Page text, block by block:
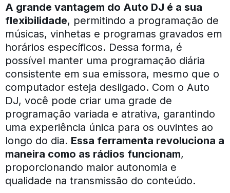
A grande vantagem do Auto DJ é a sua
flexibilidade, permitindo a programação de
músicas, vinhetas e programas gravados em
horários específicos. Dessa forma, é
possível manter uma programação diária
consistente em sua emissora, mesmo que o
computador esteja desligado. Com o Auto
DJ, você pode criar uma grade de
programação variada e atrativa, garantindo
uma experiência única para os ouvintes ao
longo do dia. Essa ferramenta revoluciona a
maneira como as rádios funcionam,
proporcionando maior autonomia e
qualidade na transmissão do conteúdo.